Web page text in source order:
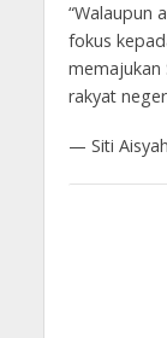
“Walaupun
fokus
memajukan
rakyat
— Siti